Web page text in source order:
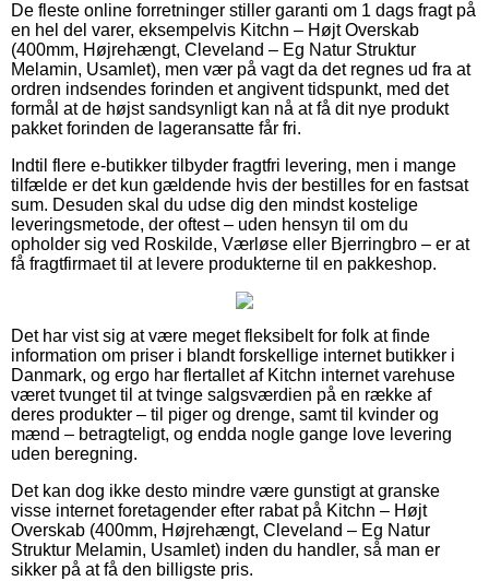
De fleste online forretninger stiller garanti om 1 dags fragt på
en hel del varer, eksempelvis Kitchn – Højt Overskab
(400mm, Højrehængt, Cleveland – Eg Natur Struktur
Melamin, Usamlet), men vær på vagt da det regnes ud fra at
ordren indsendes forinden et angivent tidspunkt, med det
formål at de højst sandsynligt kan nå at få dit nye produkt
pakket forinden de lageransatte får fri.
Indtil flere e-butikker tilbyder fragtfri levering, men i mange
tilfælde er det kun gældende hvis der bestilles for en fastsat
sum. Desuden skal du udse dig den mindst kostelige
leveringsmetode, der oftest – uden hensyn til om du
opholder sig ved Roskilde, Værløse eller Bjerringbro – er at
få fragtfirmaet til at levere produkterne til en pakkeshop.
Det har vist sig at være meget fleksibelt for folk at finde
information om priser i blandt forskellige internet butikker i
Danmark, og ergo har flertallet af Kitchn internet varehuse
været tvunget til at tvinge salgsværdien på en række af
deres produkter – til piger og drenge, samt til kvinder og
mænd – betragteligt, og endda nogle gange love levering
uden beregning.
Det kan dog ikke desto mindre være gunstigt at granske
visse internet foretagender efter rabat på Kitchn – Højt
Overskab (400mm, Højrehængt, Cleveland – Eg Natur
Struktur Melamin, Usamlet) inden du handler, så man er
sikker på at få den billigste pris.